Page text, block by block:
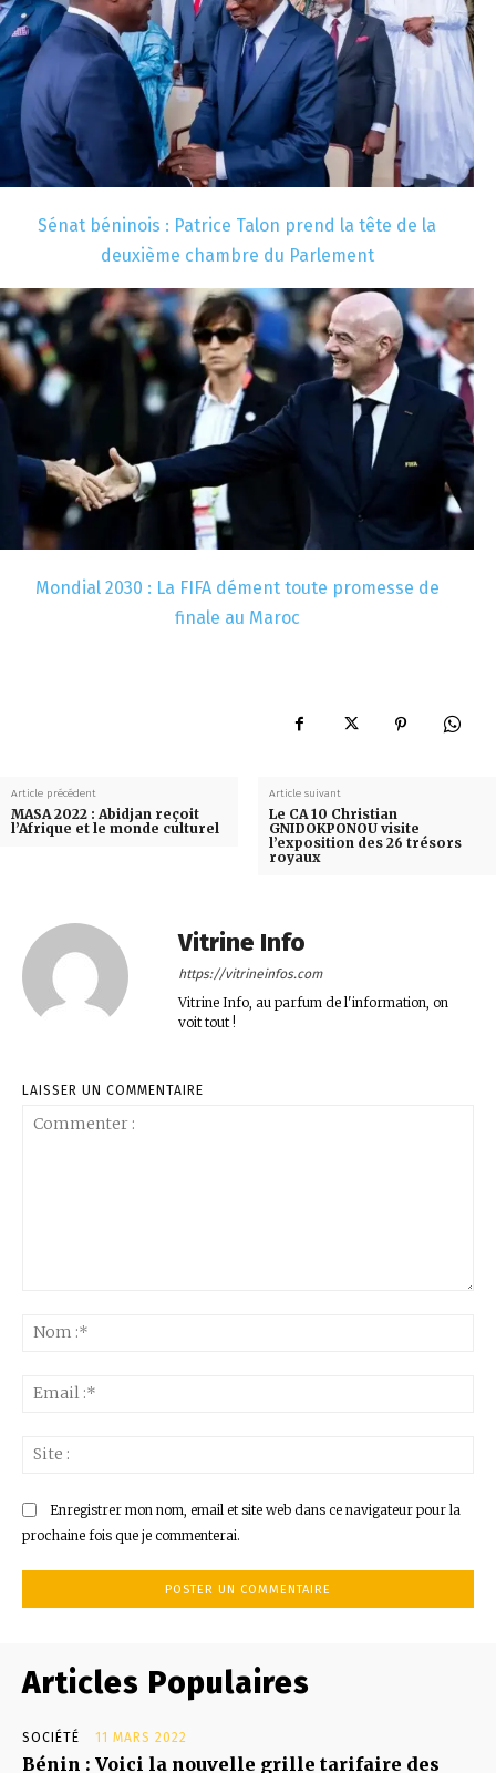
Sénat béninois : Patrice Talon prend la tête de la
deuxième chambre du Parlement
Mondial 2030 : La FIFA dément toute promesse de
finale au Maroc
Article précédent
MASA 2022 : Abidjan reçoit
l’Afrique et le monde culturel
Article suivant
Le CA 10 Christian
GNIDOKPONOU visite
l’exposition des 26 trésors
royaux
Vitrine Info
https://vitrineinfos.com
Vitrine Info, au parfum de l'information, on
voit tout !
LAISSER UN COMMENTAIRE
Enregistrer mon nom, email et site web dans ce navigateur pour la
prochaine fois que je commenterai.
Articles Populaires
SOCIÉTÉ 11 MARS 2022
Bénin : Voici la nouvelle grille tarifaire des